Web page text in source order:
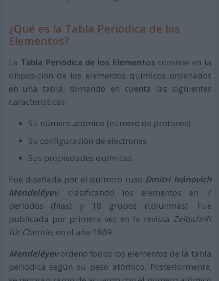
¿Qué es la Tabla Periódica de los
Elementos?
La Tabla Periódica de los Elementos consiste en la
disposición de los elementos químicos ordenados
en una tabla, tomando en cuenta las siguientes
características:
Su número atómico (número de protones).
Su configuración de electrones.
Sus propiedades químicas.
Fue diseñada por el químico ruso Dmitri Ivánovich
Mendeléyev, clasificando los elementos en 7
períodos (filas) y 18 grupos (columnas). Fue
publicada por primera vez en la revista Zeitschrift
fϋr Chemie, en el año 1869.
Mendeléyevordenó todos los elementos de la tabla
periódica según su peso atómico. Posteriormente,